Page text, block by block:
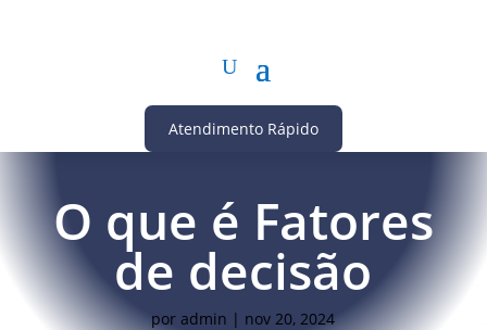
Atendimento Rápido
O que é Fatores
de decisão
poradmin | nov 20, 2024